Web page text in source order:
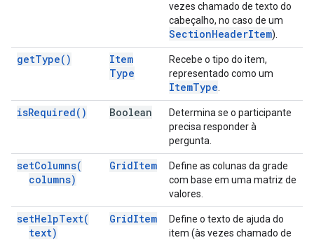
vezes chamado de texto do
cabeçalho, no caso de um
SectionHeaderItem).
getType( )
Item
Type
Recebe o tipo do item,
representado como um
ItemType
isRequired( ) Boolean
Determina se o participante
precisa responder à
pergunta.
setColumns(
columns)
GridItem
Define as colunas da grade
com base em uma matriz de
valores.
setHelpText(
text)
GridItem
Define o texto de ajuda do
item (às vezes chamado de